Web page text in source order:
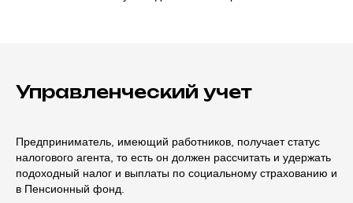
Управленческий учет
Предприниматель, имеющий работников, получает статус
налогового агента, то есть он должен рассчитать и удержать
подоходный налог и выплаты по социальному страхованию и
в Пенсионный фонд.